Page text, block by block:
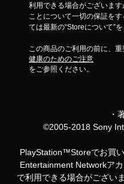
利用できる場合がございま
ことについて一切の保証を
ては最新の“Storeについて”を
この商品のご利用の前に、
健康のためのご注意
をご参照ください。
・
©2005-2018 Sony
PlayStation™Storeでお買
Entertainment Networkア
で利用できる場合がござい